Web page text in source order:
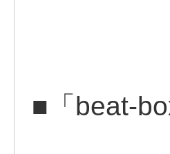
■「beat-